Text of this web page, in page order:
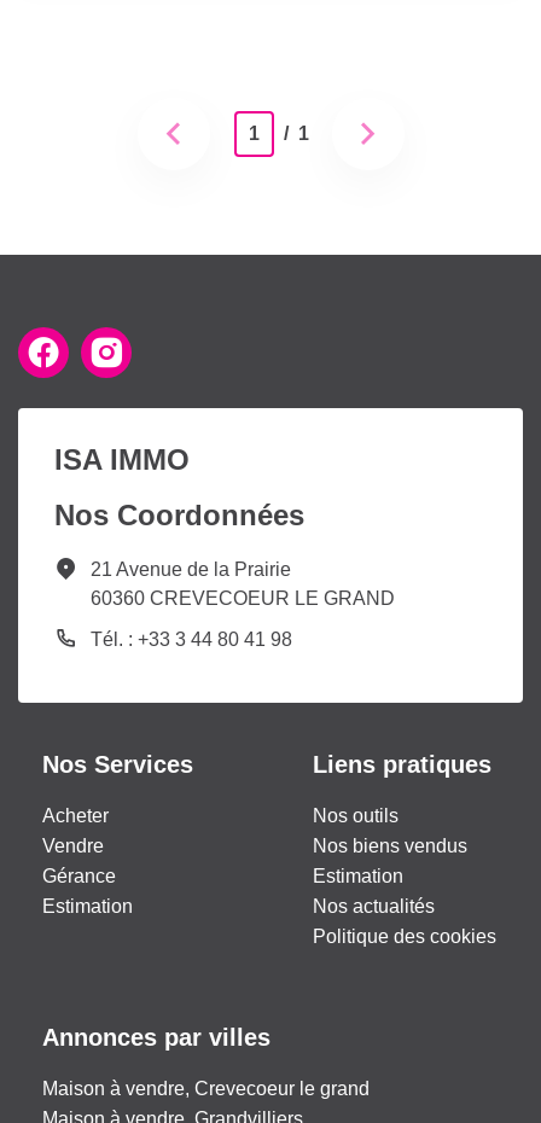
1 / 1
ISA IMMO
Nos Coordonnées
21 Avenue de la Prairie
60360 CREVECOEUR LE GRAND
Tél. : +33 3 44 80 41 98
Nos Services
Acheter
Vendre
Gérance
Estimation
Liens pratiques
Nos outils
Nos biens vendus
Estimation
Nos actualités
Politique des cookies
Annonces par villes
Maison à vendre, Crevecoeur le grand
Maison à vendre, Grandvilliers